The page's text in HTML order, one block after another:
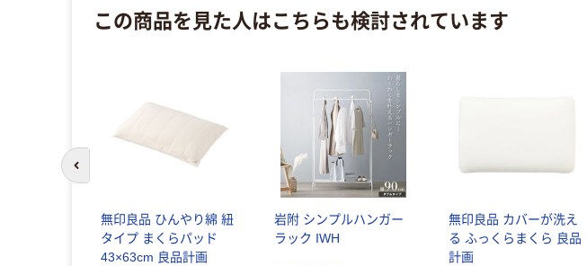
この商品を見た人はこちらも検討されています
無印良品 ひんやり綿 紐
タイプ まくらパッド
43×63cm 良品計画
岩附 シンプルハンガー
ラック IWH
無印良品 カバーが洗え
る ふっくらまくら 良品
計画
前のスライドへ